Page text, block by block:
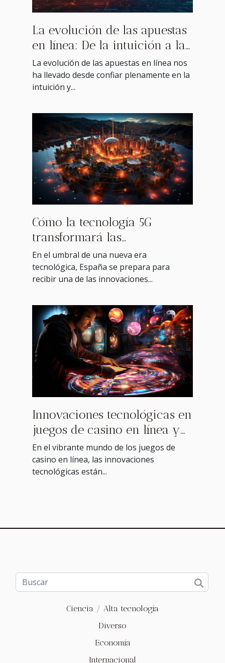
La evolución de las apuestas
en línea: De la intuición a la
analítica avanzada
La evolución de las apuestas en línea nos
ha llevado desde confiar plenamente en la
intuición y...
Cómo la tecnología 5G
transformará las
comunicaciones en España
En el umbral de una nueva era
tecnológica, España se prepara para
recibir una de las innovaciones...
Innovaciones tecnológicas en
juegos de casino en línea y
su impacto en la experiencia
del usuario
En el vibrante mundo de los juegos de
casino en línea, las innovaciones
tecnológicas están...
Ciencia / Alta tecnología
Diverso
Economía
Internacional